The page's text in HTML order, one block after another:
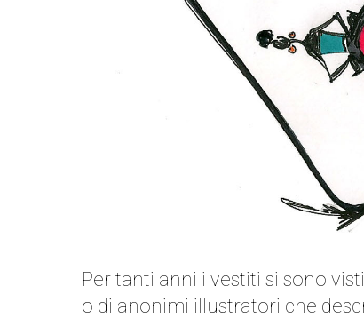
Per tanti anni i vestiti si sono
o di anonimi illustratori che